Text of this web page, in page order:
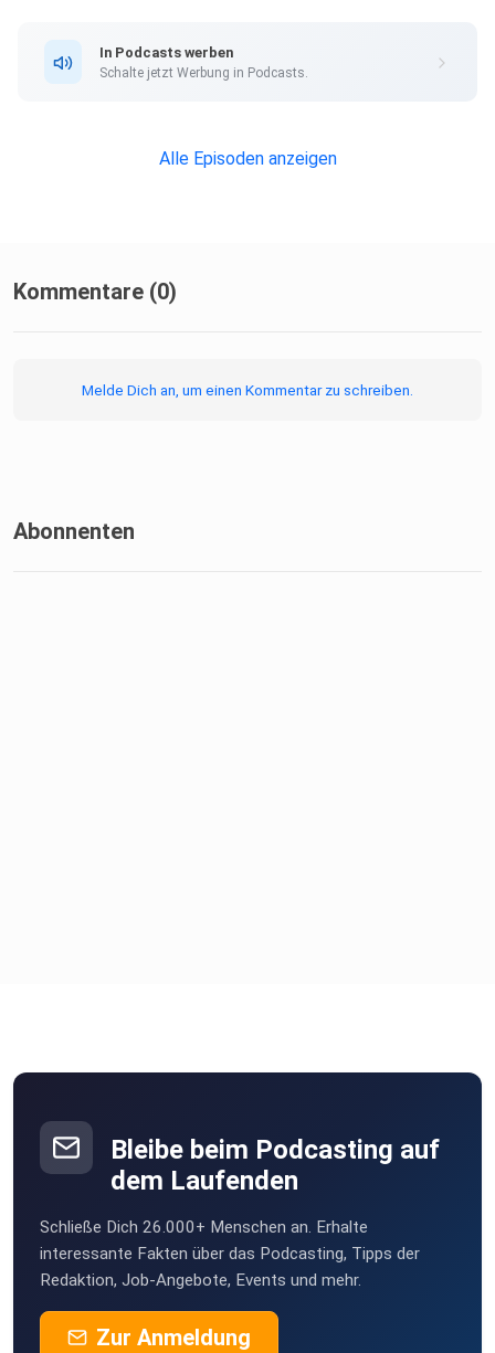
In Podcasts werben
Schalte jetzt Werbung in Podcasts.
Alle Episoden anzeigen
Kommentare (0)
Melde Dich an, um einen Kommentar zu schreiben.
Abonnenten
Bleibe beim Podcasting auf
dem Laufenden
Schließe Dich 26.000+ Menschen an. Erhalte
interessante Fakten über das Podcasting, Tipps der
Redaktion, Job-Angebote, Events und mehr.
Zur Anmeldung